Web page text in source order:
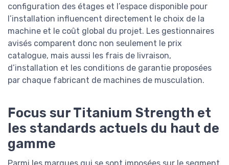
configuration des étages et l’espace disponible pour
l’installation influencent directement le choix de la
machine et le coût global du projet. Les gestionnaires
avisés comparent donc non seulement le prix
catalogue, mais aussi les frais de livraison,
d’installation et les conditions de garantie proposées
par chaque fabricant de machines de musculation.
Focus sur Titanium Strength et
les standards actuels du haut de
gamme